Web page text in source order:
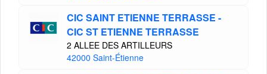
CIC SAINT ETIENNE TERRASSE -
CIC ST ETIENNE TERRASSE
2 ALLEE DES ARTILLEURS
42000 Saint-Étienne